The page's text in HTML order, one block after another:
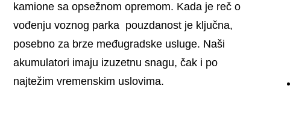
kamione sa opsežnom opremom. Kada je reč o
vođenju voznog parka pouzdanost je ključna,
posebno za brze međugradske usluge. Naši
akumulatori imaju izuzetnu snagu, čak i po
najtežim vremenskim uslovima.